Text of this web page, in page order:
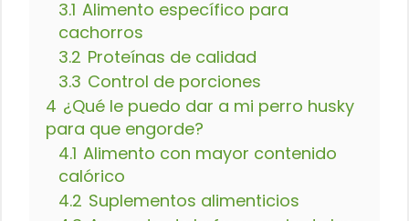
3.1 Alimento específico para
cachorros
3.2 Proteínas de calidad
3.3 Control de porciones
4 ¿Qué le puedo dar a mi perro husky
para que engorde?
4.1 Alimento con mayor contenido
calórico
4.2 Suplementos alimenticios